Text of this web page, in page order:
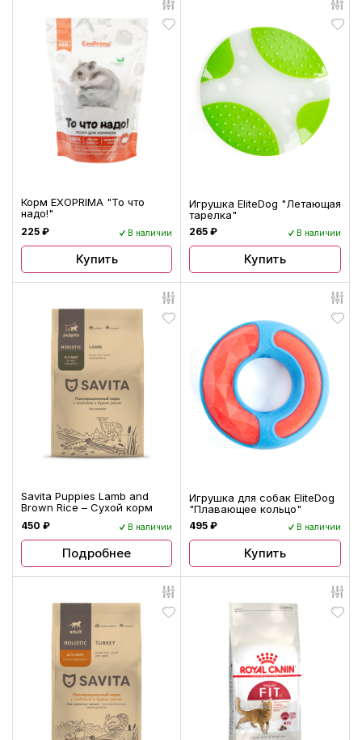
Корм EXOPRIMA "То что
надо!"
225 ₽ В наличии
Купить
Игрушка EliteDog "Летающая
тарелка"
265 ₽ В наличии
Купить
Savita Puppies Lamb and
Brown Rice – Сухой корм
450 ₽ В наличии
Подробнее
Игрушка для собак EliteDog
"Плавающее кольцо"
495 ₽ В наличии
Купить